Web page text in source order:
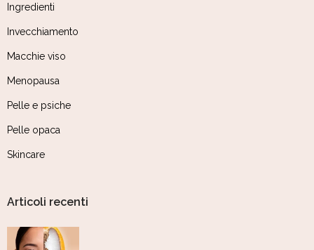
Ingredienti
Invecchiamento
Macchie viso
Menopausa
Pelle e psiche
Pelle opaca
Skincare
Articoli recenti